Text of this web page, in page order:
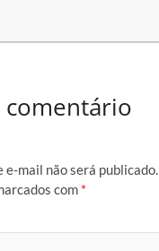
comentário
e-mail não será publicado.
com *